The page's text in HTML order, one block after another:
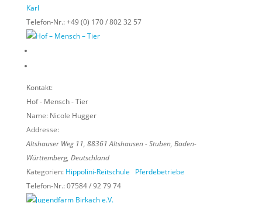
Karl
Telefon-Nr.:+49 (0) 170 / 802 32 57
Kontakt:
Hof - Mensch - Tier
Name: Nicole Hugger
Addresse:
Altshauser Weg 11, 88361Altshausen - Stuben, Baden-
Württemberg, Deutschland
Kategorien: Hippolini-Reitschule
Pferdebetriebe
Telefon-Nr.:07584 / 92 79 74